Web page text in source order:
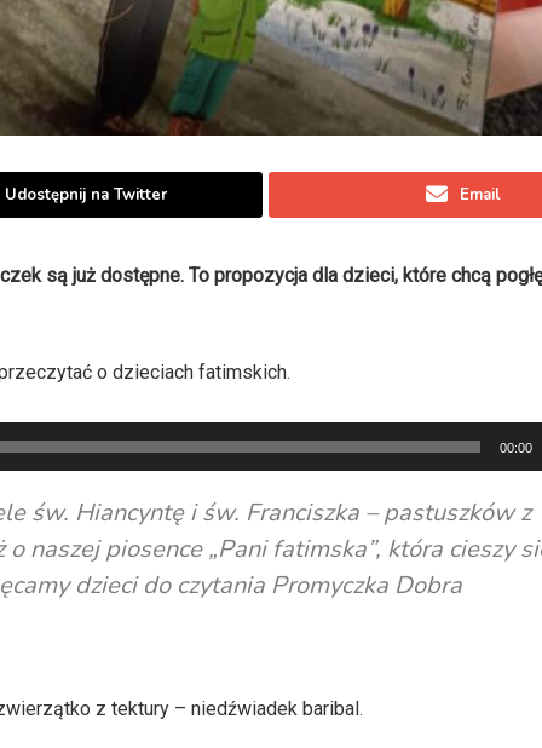
Udostępnij na Twitter Email
są już dostępne. To propozycja dla dzieci, które chcą
o dzieciach fatimskich.
00:00
św. Hiancyntę i św. Franciszka – pastuszków z
naszej piosence „Pani fatimska”, która cieszy
dzieci do czytania Promyczka Dobra
z tektury – niedźwiadek baribal.